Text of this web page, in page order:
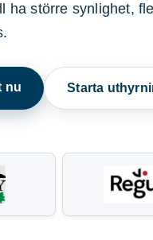
ha större synlighet,
nu Starta